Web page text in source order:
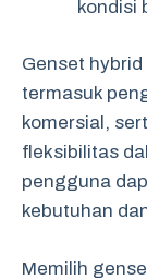
kondisi
Genset
termasuk
komersial,
fleksibilitas
pengguna
kebutuhan
Memilih